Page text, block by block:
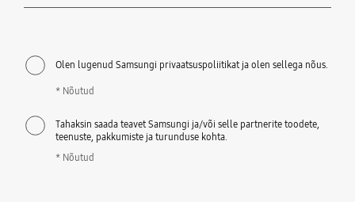
Olen lugenud Samsungi privaatsuspoliitikat ja olen sellega nõus.
* Nõutud
Tahaksin saada teavet Samsungi ja/või selle partnerite toodete,
teenuste, pakkumiste ja turunduse kohta.
* Nõutud